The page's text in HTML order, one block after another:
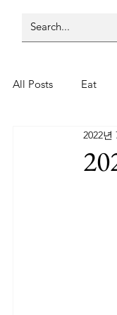
All Posts Eat
주식
2022년